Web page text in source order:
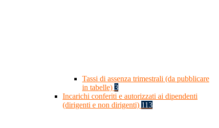
Tassi di assenza trimestrali (da pubblicare
in tabelle) 3
Incarichi conferiti e autorizzati ai dipendenti
(dirigenti e non dirigenti) 113